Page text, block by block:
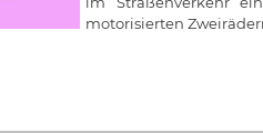
motorisierten